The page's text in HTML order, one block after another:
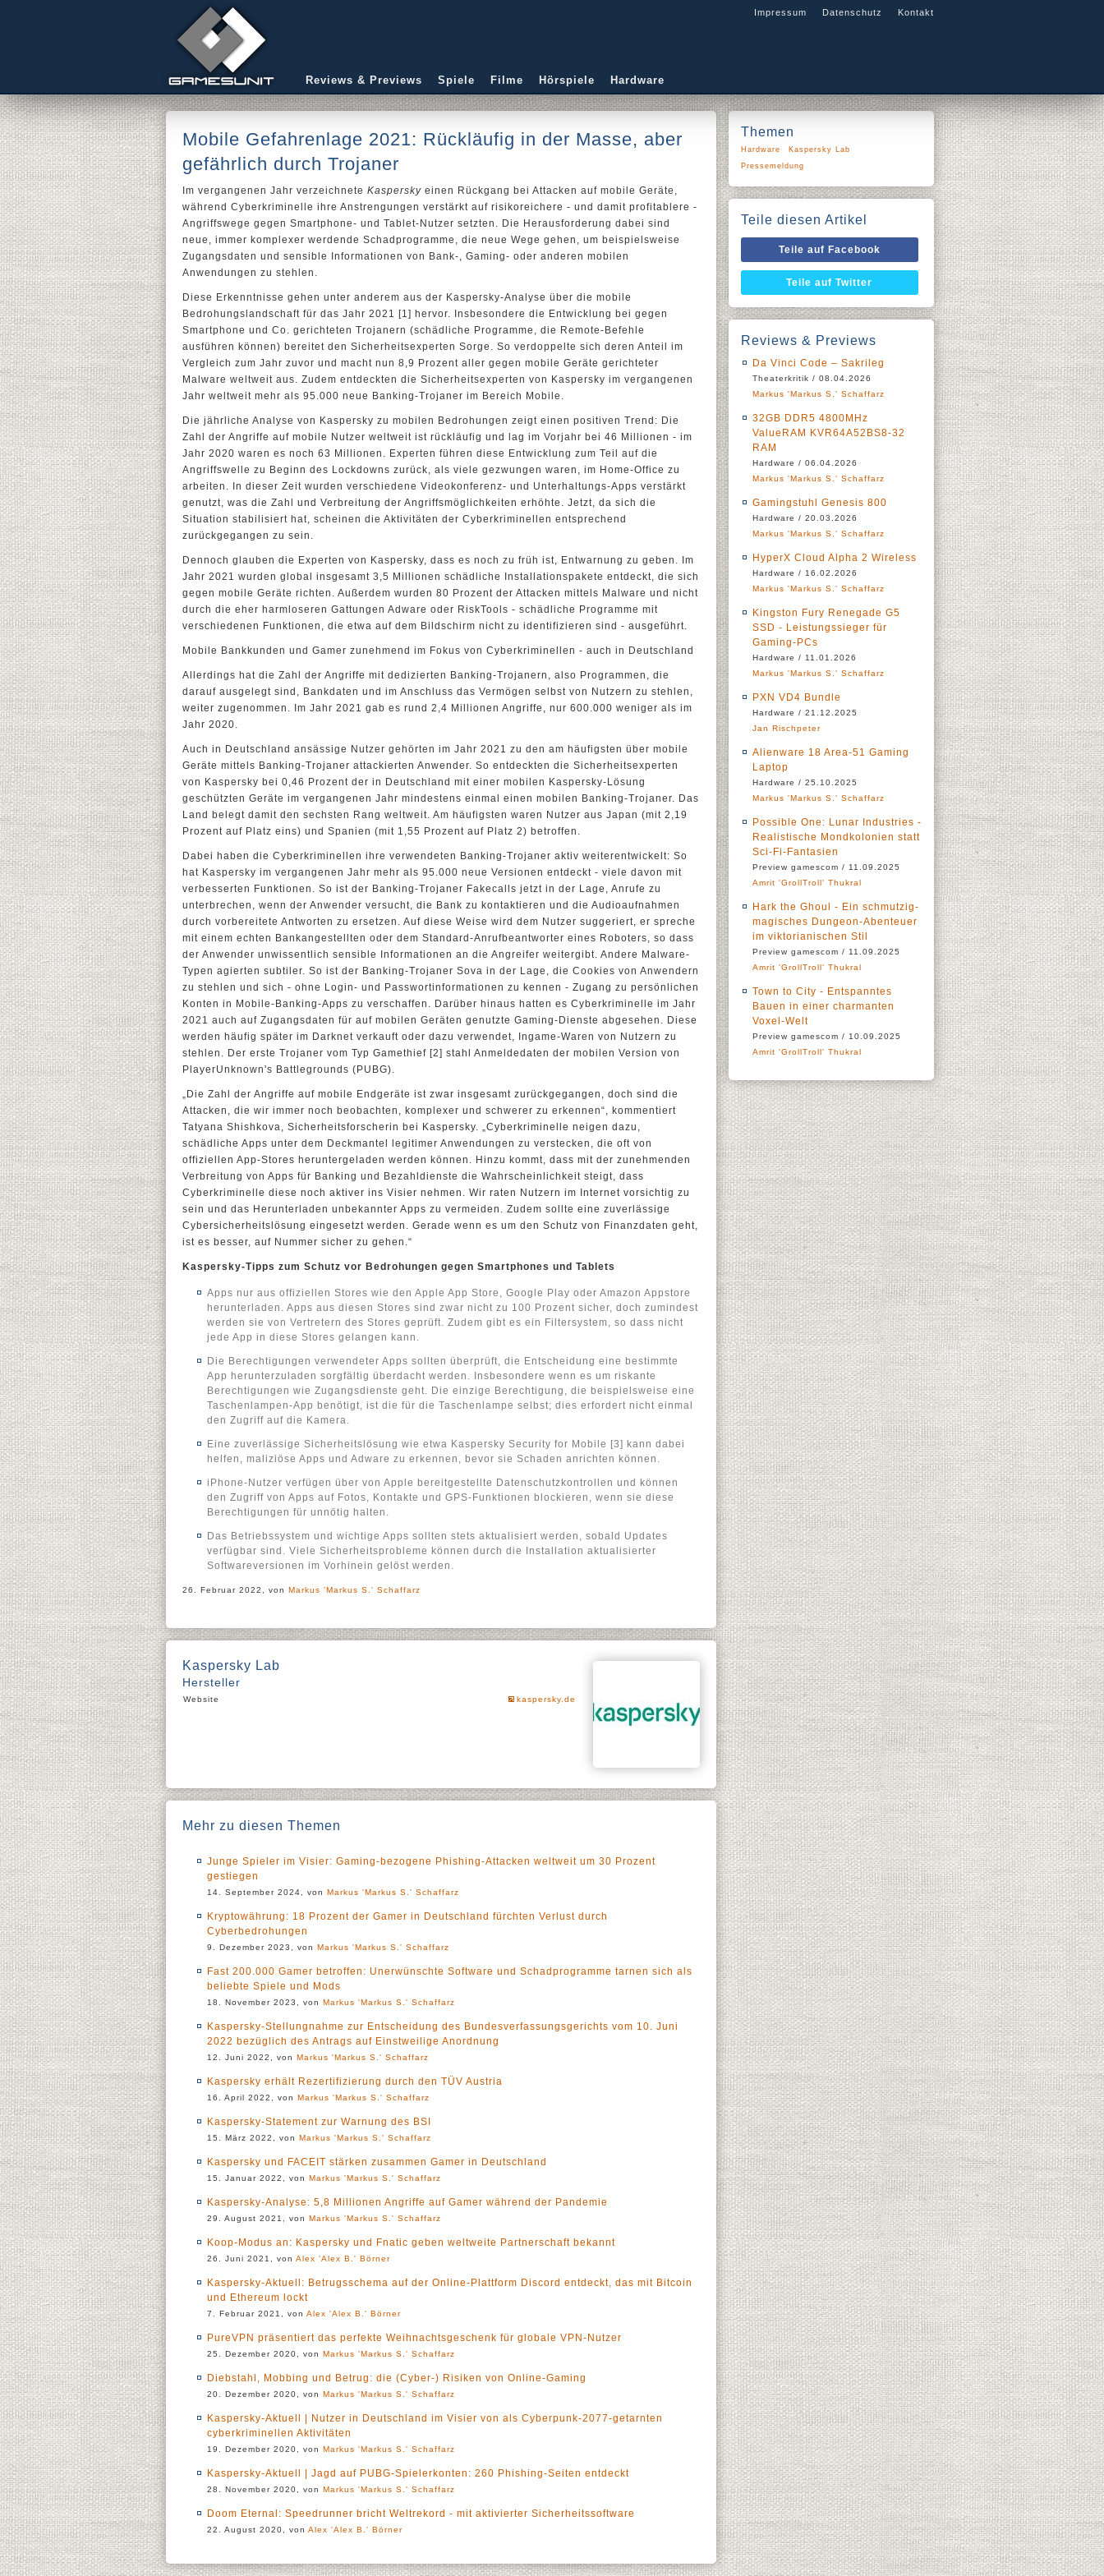
Impressum Datenschutz Kontakt
Reviews & Previews Spiele Filme Hörspiele Hardware
Mobile Gefahrenlage 2021: Rückläufig in der Masse, aber
gefährlich durch Trojaner
Im vergangenen Jahr verzeichnete Kaspersky einen Rückgang bei Attacken auf mobile Geräte,
während Cyberkriminelle ihre Anstrengungen verstärkt auf risikoreichere - und damit profitablere -
Angriffswege gegen Smartphone- und Tablet-Nutzer setzten. Die Herausforderung dabei sind
neue, immer komplexer werdende Schadprogramme, die neue Wege gehen, um beispielsweise
Zugangsdaten und sensible Informationen von Bank-, Gaming- oder anderen mobilen
Anwendungen zu stehlen.
Diese Erkenntnisse gehen unter anderem aus der Kaspersky-Analyse über die mobile
Bedrohungslandschaft für das Jahr 2021 [1] hervor. Insbesondere die Entwicklung bei gegen
Smartphone und Co. gerichteten Trojanern (schädliche Programme, die Remote-Befehle
ausführen können) bereitet den Sicherheitsexperten Sorge. So verdoppelte sich deren Anteil im
Vergleich zum Jahr zuvor und macht nun 8,9 Prozent aller gegen mobile Geräte gerichteter
Malware weltweit aus. Zudem entdeckten die Sicherheitsexperten von Kaspersky im vergangenen
Jahr weltweit mehr als 95.000 neue Banking-Trojaner im Bereich Mobile.
Die jährliche Analyse von Kaspersky zu mobilen Bedrohungen zeigt einen positiven Trend: Die
Zahl der Angriffe auf mobile Nutzer weltweit ist rückläufig und lag im Vorjahr bei 46 Millionen - im
Jahr 2020 waren es noch 63 Millionen. Experten führen diese Entwicklung zum Teil auf die
Angriffswelle zu Beginn des Lockdowns zurück, als viele gezwungen waren, im Home-Office zu
arbeiten. In dieser Zeit wurden verschiedene Videokonferenz- und Unterhaltungs-Apps verstärkt
genutzt, was die Zahl und Verbreitung der Angriffsmöglichkeiten erhöhte. Jetzt, da sich die
Situation stabilisiert hat, scheinen die Aktivitäten der Cyberkriminellen entsprechend
zurückgegangen zu sein.
Dennoch glauben die Experten von Kaspersky, dass es noch zu früh ist, Entwarnung zu geben. Im
Jahr 2021 wurden global insgesamt 3,5 Millionen schädliche Installationspakete entdeckt, die sich
gegen mobile Geräte richten. Außerdem wurden 80 Prozent der Attacken mittels Malware und nicht
durch die eher harmloseren Gattungen Adware oder RiskTools - schädliche Programme mit
verschiedenen Funktionen, die etwa auf dem Bildschirm nicht zu identifizieren sind - ausgeführt.
Mobile Bankkunden und Gamer zunehmend im Fokus von Cyberkriminellen - auch in Deutschland
Allerdings hat die Zahl der Angriffe mit dedizierten Banking-Trojanern, also Programmen, die
darauf ausgelegt sind, Bankdaten und im Anschluss das Vermögen selbst von Nutzern zu stehlen,
weiter zugenommen. Im Jahr 2021 gab es rund 2,4 Millionen Angriffe, nur 600.000 weniger als im
Jahr 2020.
Auch in Deutschland ansässige Nutzer gehörten im Jahr 2021 zu den am häufigsten über mobile
Geräte mittels Banking-Trojaner attackierten Anwender. So entdeckten die Sicherheitsexperten
von Kaspersky bei 0,46 Prozent der in Deutschland mit einer mobilen Kaspersky-Lösung
geschützten Geräte im vergangenen Jahr mindestens einmal einen mobilen Banking-Trojaner. Das
Land belegt damit den sechsten Rang weltweit. Am häufigsten waren Nutzer aus Japan (mit 2,19
Prozent auf Platz eins) und Spanien (mit 1,55 Prozent auf Platz 2) betroffen.
Dabei haben die Cyberkriminellen ihre verwendeten Banking-Trojaner aktiv weiterentwickelt: So
hat Kaspersky im vergangenen Jahr mehr als 95.000 neue Versionen entdeckt - viele davon mit
verbesserten Funktionen. So ist der Banking-Trojaner Fakecalls jetzt in der Lage, Anrufe zu
unterbrechen, wenn der Anwender versucht, die Bank zu kontaktieren und die Audioaufnahmen
durch vorbereitete Antworten zu ersetzen. Auf diese Weise wird dem Nutzer suggeriert, er spreche
mit einem echten Bankangestellten oder dem Standard-Anrufbeantworter eines Roboters, so dass
der Anwender unwissentlich sensible Informationen an die Angreifer weitergibt. Andere Malware-
Typen agierten subtiler. So ist der Banking-Trojaner Sova in der Lage, die Cookies von Anwendern
zu stehlen und sich - ohne Login- und Passwortinformationen zu kennen - Zugang zu persönlichen
Konten in Mobile-Banking-Apps zu verschaffen. Darüber hinaus hatten es Cyberkriminelle im Jahr
2021 auch auf Zugangsdaten für auf mobilen Geräten genutzte Gaming-Dienste abgesehen. Diese
werden häufig später im Darknet verkauft oder dazu verwendet, Ingame-Waren von Nutzern zu
stehlen. Der erste Trojaner vom Typ Gamethief [2] stahl Anmeldedaten der mobilen Version von
PlayerUnknown's Battlegrounds (PUBG).
„Die Zahl der Angriffe auf mobile Endgeräte ist zwar insgesamt zurückgegangen, doch sind die
Attacken, die wir immer noch beobachten, komplexer und schwerer zu erkennen“, kommentiert
Tatyana Shishkova, Sicherheitsforscherin bei Kaspersky. „Cyberkriminelle neigen dazu,
schädliche Apps unter dem Deckmantel legitimer Anwendungen zu verstecken, die oft von
offiziellen App-Stores heruntergeladen werden können. Hinzu kommt, dass mit der zunehmenden
Verbreitung von Apps für Banking und Bezahldienste die Wahrscheinlichkeit steigt, dass
Cyberkriminelle diese noch aktiver ins Visier nehmen. Wir raten Nutzern im Internet vorsichtig zu
sein und das Herunterladen unbekannter Apps zu vermeiden. Zudem sollte eine zuverlässige
Cybersicherheitslösung eingesetzt werden. Gerade wenn es um den Schutz von Finanzdaten geht,
ist es besser, auf Nummer sicher zu gehen.“
Kaspersky-Tipps zum Schutz vor Bedrohungen gegen Smartphones und Tablets
Apps nur aus offiziellen Stores wie den Apple App Store, Google Play oder Amazon Appstore
herunterladen. Apps aus diesen Stores sind zwar nicht zu 100 Prozent sicher, doch zumindest
werden sie von Vertretern des Stores geprüft. Zudem gibt es ein Filtersystem, so dass nicht
jede App in diese Stores gelangen kann.
Die Berechtigungen verwendeter Apps sollten überprüft, die Entscheidung eine bestimmte
App herunterzuladen sorgfältig überdacht werden. Insbesondere wenn es um riskante
Berechtigungen wie Zugangsdienste geht. Die einzige Berechtigung, die beispielsweise eine
Taschenlampen-App benötigt, ist die für die Taschenlampe selbst; dies erfordert nicht einmal
den Zugriff auf die Kamera.
Eine zuverlässige Sicherheitslösung wie etwa Kaspersky Security for Mobile [3] kann dabei
helfen, maliziöse Apps und Adware zu erkennen, bevor sie Schaden anrichten können.
iPhone-Nutzer verfügen über von Apple bereitgestellte Datenschutzkontrollen und können
den Zugriff von Apps auf Fotos, Kontakte und GPS-Funktionen blockieren, wenn sie diese
Berechtigungen für unnötig halten.
Das Betriebssystem und wichtige Apps sollten stets aktualisiert werden, sobald Updates
verfügbar sind. Viele Sicherheitsprobleme können durch die Installation aktualisierter
Softwareversionen im Vorhinein gelöst werden.
26. Februar 2022, von Markus 'Markus S.' Schaffarz
Kaspersky Lab
Hersteller
Website kaspersky.de
Mehr zu diesen Themen
Junge Spieler im Visier: Gaming-bezogene Phishing-Attacken weltweit um 30 Prozent
gestiegen
14. September 2024, von Markus 'Markus S.' Schaffarz
Kryptowährung: 18 Prozent der Gamer in Deutschland fürchten Verlust durch
Cyberbedrohungen
9. Dezember 2023, von Markus 'Markus S.' Schaffarz
Fast 200.000 Gamer betroffen: Unerwünschte Software und Schadprogramme tarnen sich als
beliebte Spiele und Mods
18. November 2023, von Markus 'Markus S.' Schaffarz
Kaspersky-Stellungnahme zur Entscheidung des Bundesverfassungsgerichts vom 10. Juni
2022 bezüglich des Antrags auf Einstweilige Anordnung
12. Juni 2022, von Markus 'Markus S.' Schaffarz
Kaspersky erhält Rezertifizierung durch den TÜV Austria
16. April 2022, von Markus 'Markus S.' Schaffarz
Kaspersky-Statement zur Warnung des BSI
15. März 2022, von Markus 'Markus S.' Schaffarz
Kaspersky und FACEIT stärken zusammen Gamer in Deutschland
15. Januar 2022, von Markus 'Markus S.' Schaffarz
Kaspersky-Analyse: 5,8 Millionen Angriffe auf Gamer während der Pandemie
29. August 2021, von Markus 'Markus S.' Schaffarz
Koop-Modus an: Kaspersky und Fnatic geben weltweite Partnerschaft bekannt
26. Juni 2021, von Alex 'Alex B.' Börner
Kaspersky-Aktuell: Betrugsschema auf der Online-Plattform Discord entdeckt, das mit Bitcoin
und Ethereum lockt
7. Februar 2021, von Alex 'Alex B.' Börner
PureVPN präsentiert das perfekte Weihnachtsgeschenk für globale VPN-Nutzer
25. Dezember 2020, von Markus 'Markus S.' Schaffarz
Diebstahl, Mobbing und Betrug: die (Cyber-) Risiken von Online-Gaming
20. Dezember 2020, von Markus 'Markus S.' Schaffarz
Kaspersky-Aktuell | Nutzer in Deutschland im Visier von als Cyberpunk-2077-getarnten
cyberkriminellen Aktivitäten
19. Dezember 2020, von Markus 'Markus S.' Schaffarz
Kaspersky-Aktuell | Jagd auf PUBG-Spielerkonten: 260 Phishing-Seiten entdeckt
28. November 2020, von Markus 'Markus S.' Schaffarz
Doom Eternal: Speedrunner bricht Weltrekord - mit aktivierter Sicherheitssoftware
22. August 2020, von Alex 'Alex B.' Börner
Themen
Hardware
Kaspersky Lab
Pressemeldung
Teile diesen Artikel
Teile auf Facebook
Teile auf Twitter
Reviews & Previews
Da Vinci Code – Sakrileg
Theaterkritik / 08.04.2026
Markus 'Markus S.' Schaffarz
32GB DDR5 4800MHz
ValueRAM KVR64A52BS8-32
RAM
Hardware / 06.04.2026
Markus 'Markus S.' Schaffarz
Gamingstuhl Genesis 800
Hardware / 20.03.2026
Markus 'Markus S.' Schaffarz
HyperX Cloud Alpha 2 Wireless
Hardware / 16.02.2026
Markus 'Markus S.' Schaffarz
Kingston Fury Renegade G5
SSD - Leistungssieger für
Gaming-PCs
Hardware / 11.01.2026
Markus 'Markus S.' Schaffarz
PXN VD4 Bundle
Hardware / 21.12.2025
Jan Rischpeter
Alienware 18 Area-51 Gaming
Laptop
Hardware / 25.10.2025
Markus 'Markus S.' Schaffarz
Possible One: Lunar Industries -
Realistische Mondkolonien statt
Sci-Fi-Fantasien
Preview gamescom / 11.09.2025
Amrit 'GrollTroll' Thukral
Hark the Ghoul - Ein schmutzig-
magisches Dungeon-Abenteuer
im viktorianischen Stil
Preview gamescom / 11.09.2025
Amrit 'GrollTroll' Thukral
Town to City - Entspanntes
Bauen in einer charmanten
Voxel-Welt
Preview gamescom / 10.09.2025
Amrit 'GrollTroll' Thukral